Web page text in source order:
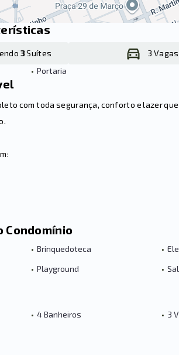
3Suítes 3 Vagas
• Portaria
com toda segurança, conforto e lazer
Condomínio
• Brinquedoteca •
• Playground •
• 4 Banheiros • 3